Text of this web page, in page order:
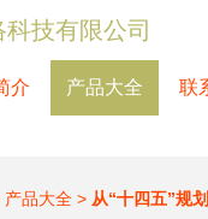
科技有限公司
介 产品大全 联
产品大全 > 从“十四五”规